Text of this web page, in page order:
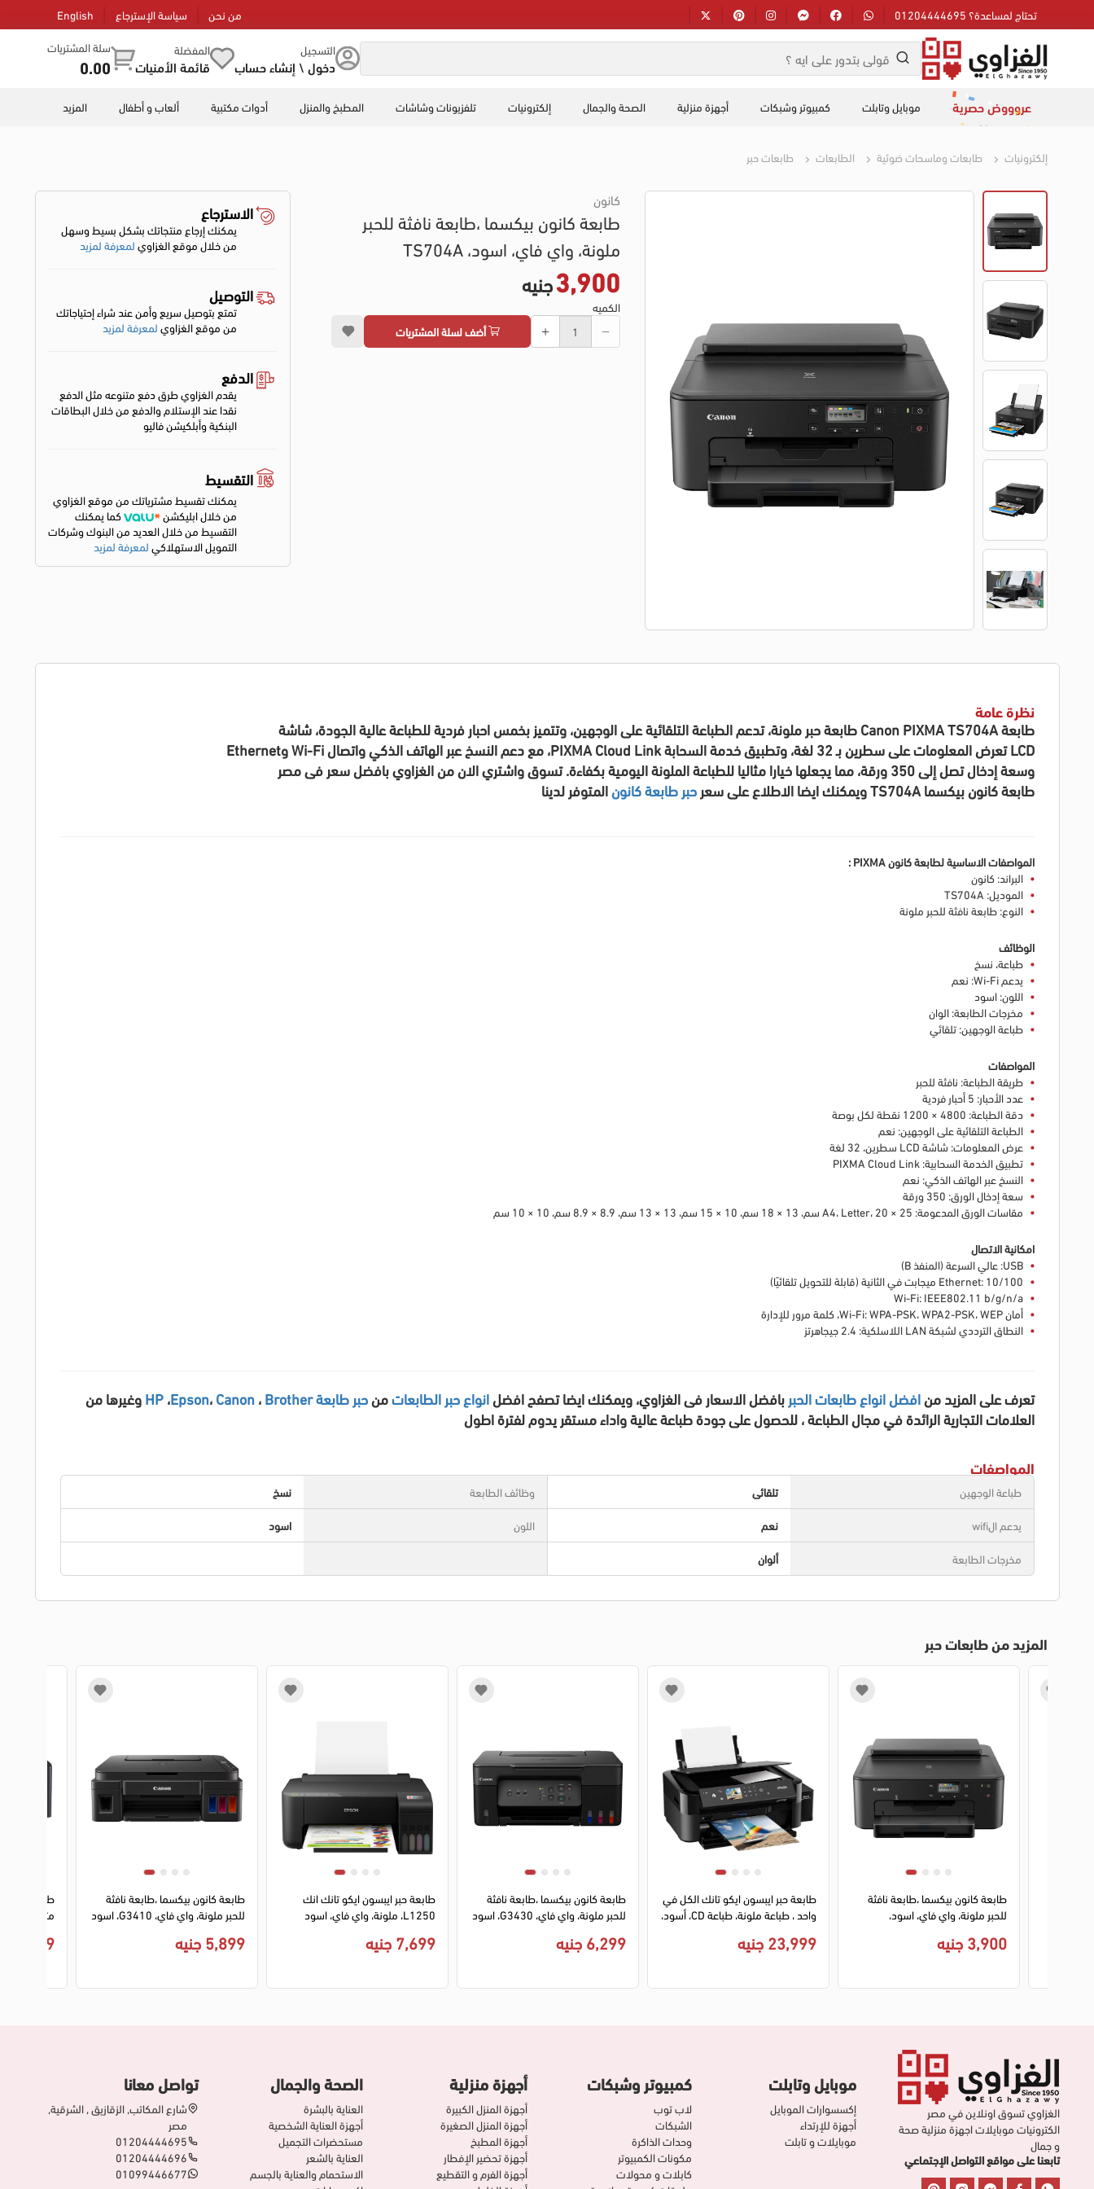
تحتاج لمساعدة؟ 01204444695 من نحن سياسة الإسترجاع English
التسجيل
دخول \ إنشاء حساب
المفضلة
قائمة الأمنيات
سلة المشتريات
0.00
عروووض حصرية موبايل وتابلت كمبيوتر وشبكات أجهزة منزلية الصحة والجمال إلكترونيات تلفزيونات وشاشات المطبخ والمنزل أدوات مكتبية ألعاب و أطفال المزيد
إلكترونيات طابعات وماسحات ضوئية الطابعات طابعات حبر
كانون
طابعة كانون بيكسما ،طابعة نافثة للحبر
ملونة، واي فاي، اسود، TS704A
3,900جنيه
الكميه
أضف لسلة المشتريات
الاسترجاع
يمكنك إرجاع منتجاتك بشكل بسيط وسهل
من خلال موقع الغزاويلمعرفة لمزيد
التوصيل
تمتع بتوصيل سريع وأمن عند شراء إحتياجاتك
من موقع الغزاويلمعرفة لمزيد
الدفع
يقدم الغزاوي طرق دفع متنوعه مثل الدفع
نقدا عند الإستلام والدفع من خلال البطاقات
البنكية وأبلكيشن فاليو
التقسيط
يمكنك تقسيط مشترياتك من موقع الغزاوي
من خلال ابليكشن
كما يمكنك
التقسيط من خلال العديد من البنوك وشركات
التمويل الاستهلاكيلمعرفة لمزيد
نظرة عامة
طابعة Canon PIXMA TS704A طابعة حبر ملونة، تدعم الطباعة التلقائية على الوجهين، وتتميز بخمس احبار فردية للطباعة عالية الجودة، شاشة
LCD تعرض المعلومات على سطرين بـ 32 لغة، وتطبيق خدمة السحابة PIXMA Cloud Link، مع دعم النسخ عبر الهاتف الذكي واتصال Wi-Fi وEthernet
وسعة إدخال تصل إلى 350 ورقة، مما يجعلها خيارا مثاليا للطباعة الملونة اليومية بكفاءة. تسوق واشتري الان من الغزاوي بافضل سعر فى مصر
طابعة كانون بيكسما TS704A ويمكنك ايضا الاطلاع على سعر
حبر طابعة كانونالمتوفر لدينا
المواصفات الاساسية لطابعة كانون PIXMA :
البراند: كانون
الموديل: TS704A
النوع: طابعة نافثة للحبر ملونة
الوظائف
طباعة، نسخ
يدعم Wi-Fi: نعم
اللون: اسود
مخرجات الطابعة: الوان
طباعة الوجهين: تلقائي
المواصفات
طريقة الطباعة: نافثة للحبر
عدد الأحبار: 5 أحبار فردية
دقة الطباعة: 4800 × 1200 نقطة لكل بوصة
الطباعة التلقائية على الوجهين: نعم
عرض المعلومات: شاشة LCD سطرين، 32 لغة
تطبيق الخدمة السحابية: PIXMA Cloud Link
النسخ عبر الهاتف الذكي: نعم
سعة إدخال الورق: 350 ورقة
مقاسات الورق المدعومة: A4، Letter، 20 × 25 سم، 13 × 18 سم، 10 × 15 سم، 13 × 13 سم، 8.9 × 8.9 سم، 10 × 10 سم
امكانية الاتصال
USB: عالي السرعة (المنفذ B)
Ethernet: 10/100 ميجابت في الثانية (قابلة للتحويل تلقائيًا)
Wi-Fi: IEEE802.11 b/g/n/a
أمان Wi-Fi: WPA-PSK، WPA2-PSK، WEP، كلمة مرور للإدارة
النطاق الترددي لشبكة LAN اللاسلكية: 2.4 جيجاهرتز
تعرف على المزيد منافضل انواع طابعات الحبر بافضل الاسعار فى الغزاوي، ويمكنك ايضا تصفح افضلانواع حبر الطابعاتمنحبر طابعة HP ،Epson،Canon،Brother
وغيرها من
العلامات التجارية الرائدة في مجال الطباعة ، للحصول على جودة طباعة عالية واداء مستقر يدوم لفترة اطول
المواصفات
طباعة الوجهين تلقائى وظائف الطابعة
نسخ
يدعم الwifi
نعم اللون
اسود
مخرجات الطابعة
ألوان
المزيد من طابعات حبر
7,299 جنيه
طابعة كانون بيكسما ،طابعة نافثة
للحبر ملونة، واي فاي، G3410، اسود
5,899 جنيه
طابعة حبر ايبسون ايكو تانك انك
L1250، ملونة، واي فاي، اسود
7,699 جنيه
طابعة كانون بيكسما ،طابعة نافثة
للحبر ملونة، واي فاي، G3430، اسود
6,299 جنيه
طابعة حبر ايبسون ايكو تانك الكل في
واحد ، طباعة ملونة، طباعة CD، أسود،
23,999 جنيه
طابعة كانون بيكسما ،طابعة نافثة
للحبر ملونة، واي فاي، اسود،
3,900 جنيه
الغزاوي تسوق اونلاين في مصر
الكترونيات موبايلات اجهزة منزلية صحة
و جمال
تابعنا على مواقع التواصل الإجتماعي
موبايل وتابلت
إكسسوارات الموبايل
أجهزة للإرتداء
موبايلات و تابلت
كمبيوتر وشبكات
لاب توب
الشبكات
وحدات الذاكرة
مكونات الكمبيوتر
كابلات و محولات
أجهزة منزلية
أجهزة المنزل الكبيرة
أجهزة المنزل الصغيرة
أجهزة المطبخ
أجهزة تحضير الإفطار
أجهزة الفرم و التقطيع
الصحة والجمال
العناية بالبشرة
أجهزة العناية الشخصية
مستحضرات التجميل
العناية بالشعر
الاستحمام والعناية بالجسم
تواصل معانا
شارع المكاتب, الزقازيق , الشرقية,
مصر
01204444695
01204444696
01099446677